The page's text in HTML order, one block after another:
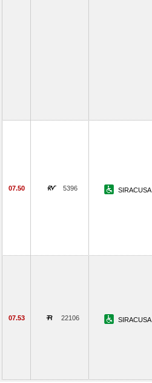
07.50 5396 SIRACUSA
07.53 22106 SIRACUSA